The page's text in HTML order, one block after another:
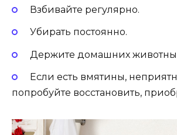
Взбивайте регулярно.
Убирать постоянно.
Держите домашних
Если есть вмятины,
попробуйте восстановить,